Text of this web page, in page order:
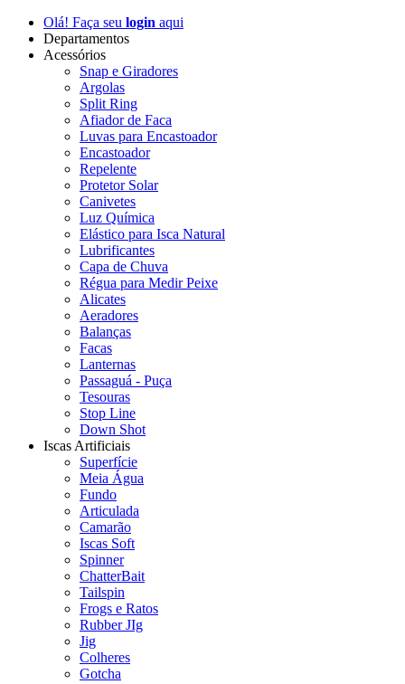
Olá! Faça seu login aqui
Departamentos
Acessórios
Snap e Giradores
Argolas
Split Ring
Afiador de Faca
Luvas para Encastoador
Encastoador
Repelente
Protetor Solar
Canivetes
Luz Química
Elástico para Isca Natural
Lubrificantes
Capa de Chuva
Régua para Medir Peixe
Alicates
Aeradores
Balanças
Facas
Lanternas
Passaguá - Puça
Tesouras
Stop Line
Down Shot
Iscas Artificiais
Superfície
Meia Água
Fundo
Articulada
Camarão
Iscas Soft
Spinner
ChatterBait
Tailspin
Frogs e Ratos
Rubber JIg
Jig
Colheres
Gotcha